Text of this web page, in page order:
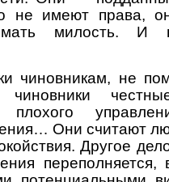
не имеют права,
милость.
чиновникам, не
чиновники
плохого
Они считают
Другое